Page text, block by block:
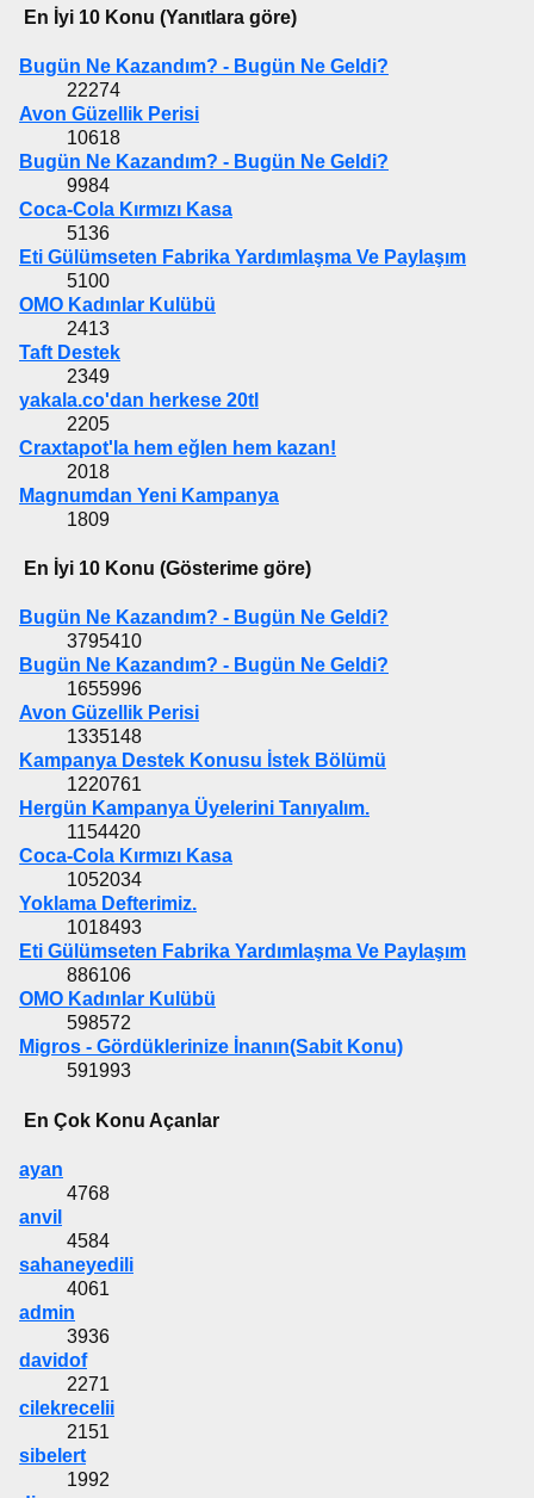
En İyi 10 Konu (Yanıtlara göre)
Bugün Ne Kazandım? - Bugün Ne Geldi?
22274
Avon Güzellik Perisi
10618
Bugün Ne Kazandım? - Bugün Ne Geldi?
9984
Coca-Cola Kırmızı Kasa
5136
Eti Gülümseten Fabrika Yardımlaşma Ve Paylaşım
5100
OMO Kadınlar Kulübü
2413
Taft Destek
2349
yakala.co'dan herkese 20tl
2205
Craxtapot'la hem eğlen hem kazan!
2018
Magnumdan Yeni Kampanya
1809
En İyi 10 Konu (Gösterime göre)
Bugün Ne Kazandım? - Bugün Ne Geldi?
3795410
Bugün Ne Kazandım? - Bugün Ne Geldi?
1655996
Avon Güzellik Perisi
1335148
Kampanya Destek Konusu İstek Bölümü
1220761
Hergün Kampanya Üyelerini Tanıyalım.
1154420
Coca-Cola Kırmızı Kasa
1052034
Yoklama Defterimiz.
1018493
Eti Gülümseten Fabrika Yardımlaşma Ve Paylaşım
886106
OMO Kadınlar Kulübü
598572
Migros - Gördüklerinize İnanın(Sabit Konu)
591993
En Çok Konu Açanlar
ayan
4768
anvil
4584
sahaneyedili
4061
admin
3936
davidof
2271
cilekrecelii
2151
sibelert
1992